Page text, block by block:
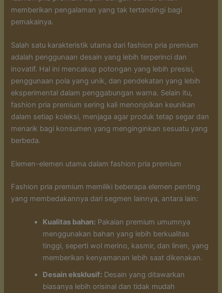
memberikan pengalaman yang tak tertandingi bagi
pemakainya.
Salah satu karakteristik utama dari fashion pria premium
adalah penggunaan desain yang lebih terperinci dan
inovatif. Hal ini mencakup potongan yang lebih presisi,
penggunaan pola yang unik, dan pendekatan yang lebih
eksperimental dalam penggabungan warna. Selain itu,
fashion pria premium sering kali menonjolkan keunikan
dalam setiap koleksi, menjaga agar produk tetap segar dan
menarik bagi konsumen yang menginginkan sesuatu yang
berbeda.
Elemen-elemen utama dalam fashion pria premium
Fashion pria premium memiliki beberapa elemen penting
yang membedakannya dari segmen lainnya, antara lain:
Kualitas bahan: Pakaian premium umumnya
menggunakan bahan yang lebih berkualitas
tinggi, seperti wol merino, kasmir, dan linen, yang
memberikan kenyamanan lebih saat dikenakan.
Desain eksklusif: Desain yang ditawarkan
biasanya lebih orisinal dan tidak mudah